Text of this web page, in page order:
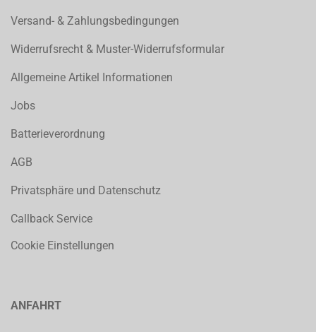
Versand- & Zahlungsbedingungen
Widerrufsrecht & Muster-Widerrufsformular
Allgemeine Artikel Informationen
Jobs
Batterieverordnung
AGB
Privatsphäre und Datenschutz
Callback Service
Cookie Einstellungen
ANFAHRT